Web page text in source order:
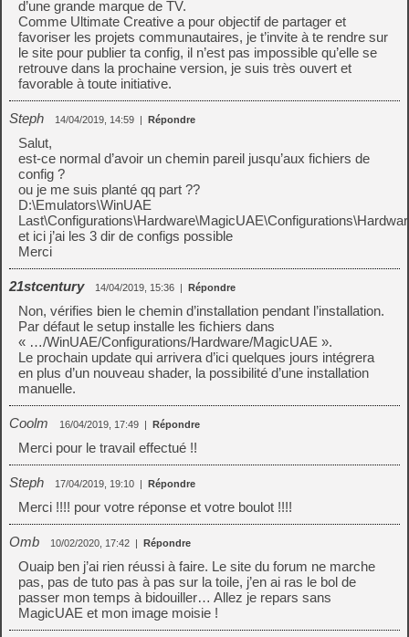
d’une grande marque de TV.
Comme Ultimate Creative a pour objectif de partager et
favoriser les projets communautaires, je t’invite à te rendre sur
le site pour publier ta config, il n’est pas impossible qu’elle se
retrouve dans la prochaine version, je suis très ouvert et
favorable à toute initiative.
Steph 14/04/2019, 14:59 | Répondre
Salut,
est-ce normal d’avoir un chemin pareil jusqu’aux fichiers de
config ?
ou je me suis planté qq part ??
D:\Emulators\WinUAE
et ici j’ai les 3 dir de configs possible
Merci
21stcentury 14/04/2019, 15:36 | Répondre
Non, vérifies bien le chemin d’installation pendant l’installation.
Par défaut le setup installe les fichiers dans
« …/WinUAE/Configurations/Hardware/MagicUAE ».
Le prochain update qui arrivera d’ici quelques jours intégrera
en plus d’un nouveau shader, la possibilité d’une installation
manuelle.
Coolm 16/04/2019, 17:49 | Répondre
Merci pour le travail effectué !!
Steph 17/04/2019, 19:10 | Répondre
Merci !!!! pour votre réponse et votre boulot !!!!
Omb 10/02/2020, 17:42 | Répondre
Ouaip ben j’ai rien réussi à faire. Le site du forum ne marche
pas, pas de tuto pas à pas sur la toile, j’en ai ras le bol de
passer mon temps à bidouiller… Allez je repars sans
MagicUAE et mon image moisie !